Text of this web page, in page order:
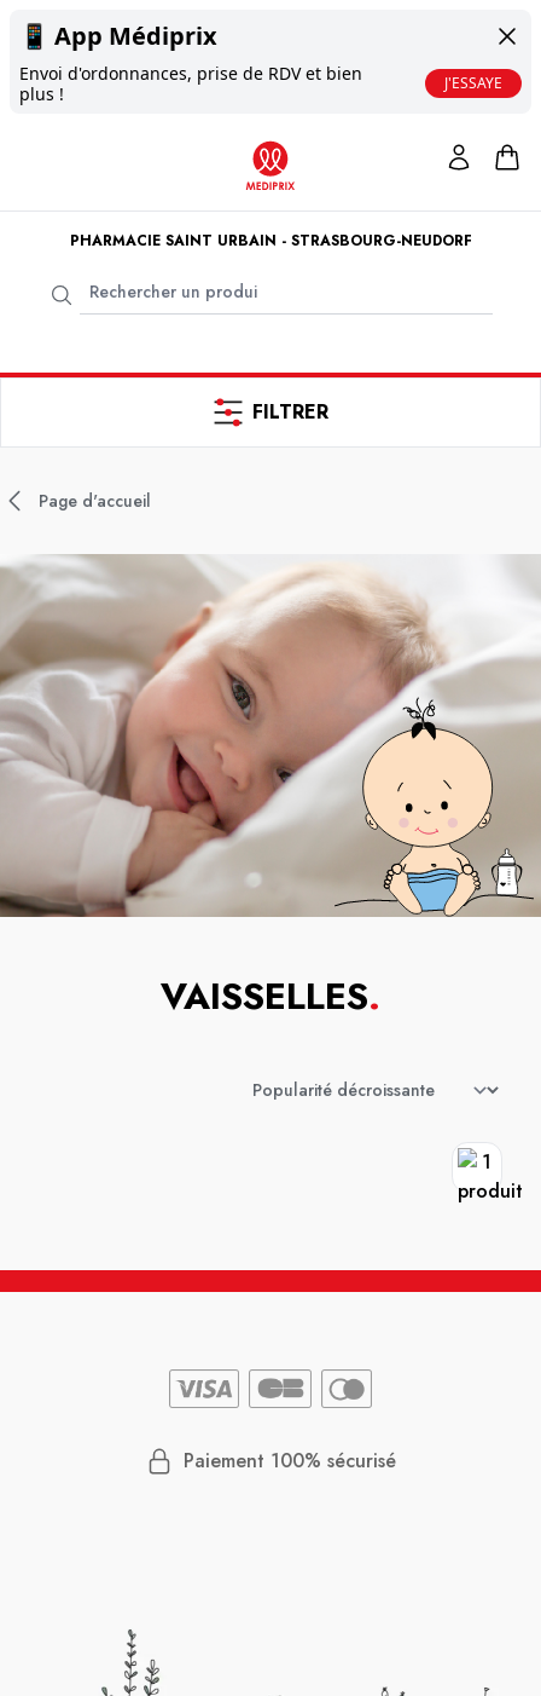
📱 App Médiprix
Envoi d'ordonnances, prise de RDV et bien
plus !
J'ESSAYE
PHARMACIE SAINT URBAIN - STRASBOURG-NEUDORF
FILTRER
Page d'accueil
VAISSELLES.
Paiement 100% sécurisé